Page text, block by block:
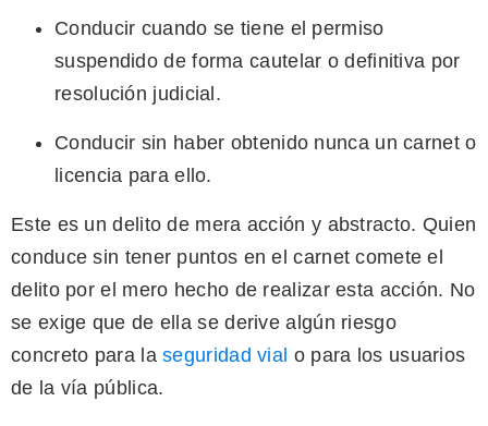
Conducir cuando se tiene el permiso
suspendido de forma cautelar o definitiva por
resolución judicial.
Conducir sin haber obtenido nunca un carnet o
licencia para ello.
Este es un delito de mera acción y abstracto. Quien
conduce sin tener puntos en el carnet comete el
delito por el mero hecho de realizar esta acción. No
se exige que de ella se derive algún riesgo
concreto para laseguridad vial o para los usuarios
de la vía pública.